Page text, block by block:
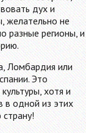
дух и
желательно не
разные регионы, и
Ломбардия или
Это
хотя и
в одной из этих